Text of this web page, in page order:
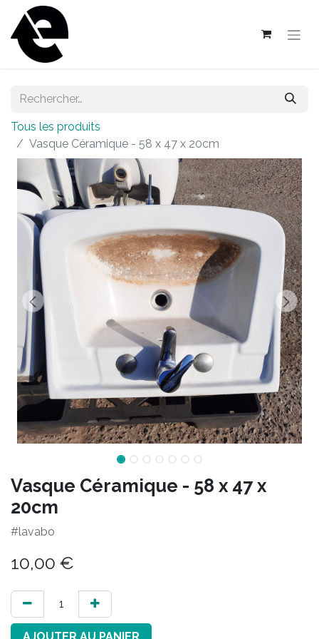
Tous les produits
Vasque Céramique - 58 x 47 x 20cm
Vasque Céramique - 58 x 47 x
20cm
#lavabo
10,00 €